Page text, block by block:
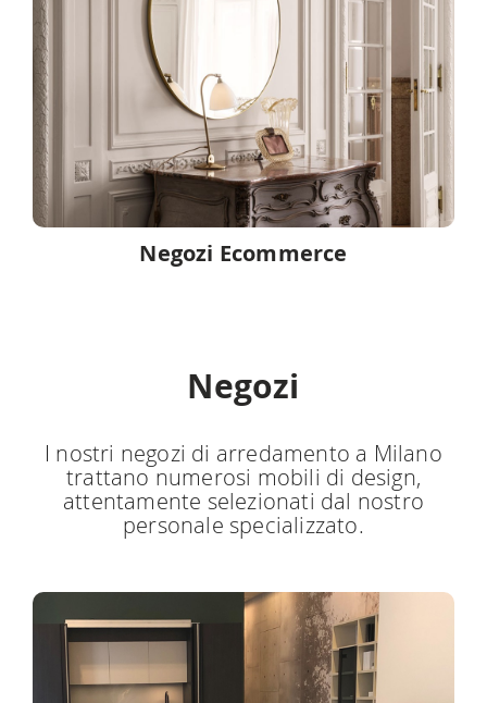
Negozi Ecommerce
Negozi
I nostri negozi di arredamento a Milano
trattano numerosi mobili di design,
attentamente selezionati dal nostro
personale specializzato.